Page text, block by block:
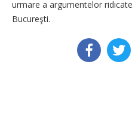
urmare a argumentelor
Bucureşti.